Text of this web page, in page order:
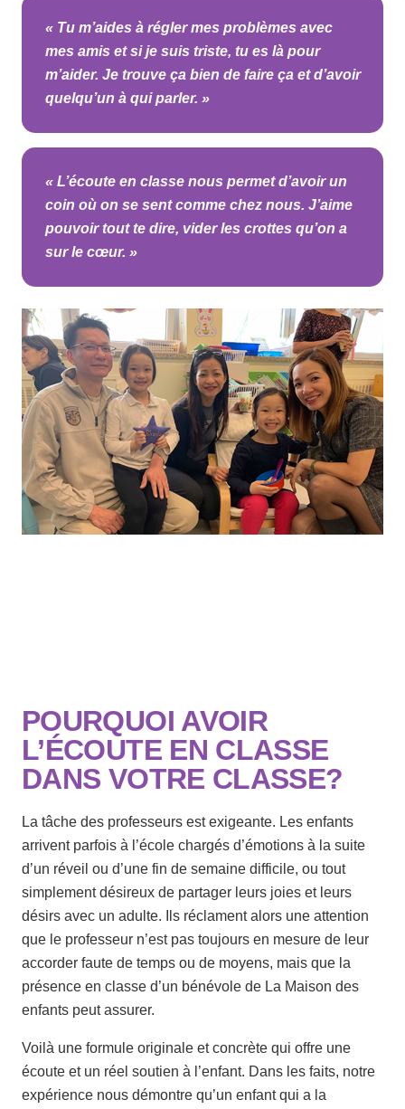
« Tu m’aides à régler mes problèmes avec
mes amis et si je suis triste, tu es là pour
m’aider. Je trouve ça bien de faire ça et d’avoir
quelqu’un à qui parler. »
« L’écoute en classe nous permet d’avoir un
coin où on se sent comme chez nous. J’aime
pouvoir tout te dire, vider les crottes qu’on a
sur le cœur. »
POURQUOI AVOIR
L’ÉCOUTE EN CLASSE
DANS VOTRE CLASSE?
La tâche des professeurs est exigeante. Les enfants
arrivent parfois à l’école chargés d’émotions à la suite
d’un réveil ou d’une fin de semaine difficile, ou tout
simplement désireux de partager leurs joies et leurs
désirs avec un adulte. Ils réclament alors une attention
que le professeur n’est pas toujours en mesure de leur
accorder faute de temps ou de moyens, mais que la
présence en classe d’un bénévole de La Maison des
enfants peut assurer.
Voilà une formule originale et concrète qui offre une
écoute et un réel soutien à l’enfant. Dans les faits, notre
expérience nous démontre qu’un enfant qui a la